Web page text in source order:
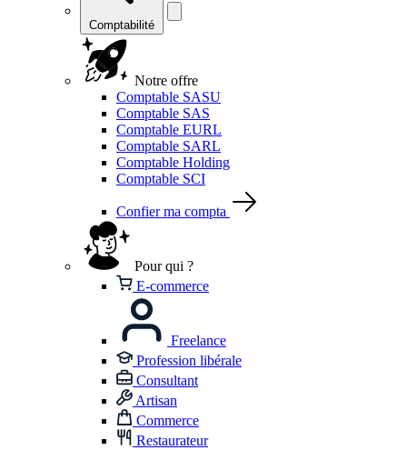
Comptabilité
Notre offre
Comptable SASU
Comptable SAS
Comptable EURL
Comptable SARL
Comptable Holding
Comptable SCI
Confier ma compta
Pour qui ?
E-commerce
Freelance
Profession libérale
Consultant
Artisan
Commerce
Restaurateur